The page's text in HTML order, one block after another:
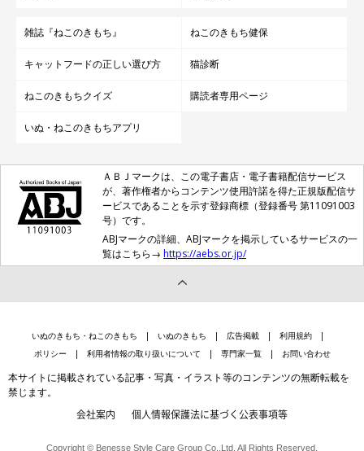
雑誌『ねこのきもち』 ねこのきもち健保
キャットフードの正しい選び方 猫診断
ねこのきもちクイズ 購読者専用ページ
いぬ・ねこのきもちアプリ
ＡＢＪマークは、この電子書店・電子書籍配信サービス
が、著作権者からコンテンツ使用許諾を得た正規版配信サ
ービスであることを示す登録商標（登録番号 第11091003
号）です。
ABJマークの詳細、ABJマークを掲示しているサービスの一
覧はこちら→ https://aebs.or.jp/
いぬのきもち・ねこのきもち いぬのきもち 広告掲載
利用規約
ポリシー
利用者情報の取り扱いについて 専門家一覧 お問い合わせ
本サイトに掲載されている記事・写真・イラスト等のコンテンツの無断転載を
禁じます。
会社案内 個人情報保護法に基づく公表事項等
Copyright © Benesse Style Care Group Co.,Ltd. All Rights Reserved.